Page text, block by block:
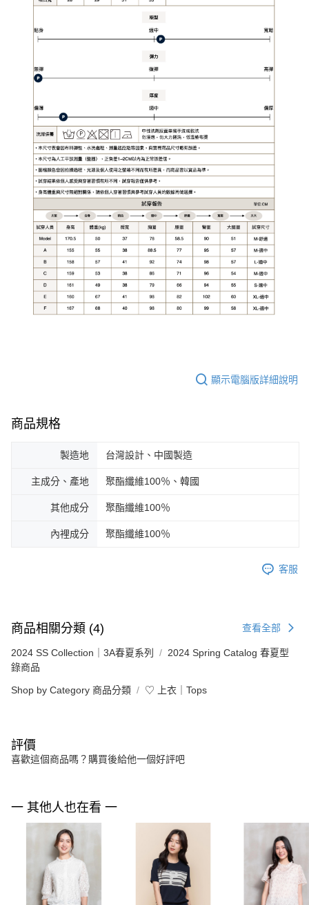
顯示電腦版詳細說明
商品規格
製造地 台灣設計、中國製造
主成分、產地 聚酯纖維100％、韓國
其他成分 聚酯纖維100％
內裡成分 聚酯纖維100％
客服
商品相關分類 (4) 查看全部
2024 SS Collection｜3A春夏系列
2024 Spring Catalog 春夏型
錄商品
Shop by Category 商品分類 ♡ 上衣｜Tops
評價
喜歡這個商品嗎？購買後給他一個好評吧
一 其他人也在看 一